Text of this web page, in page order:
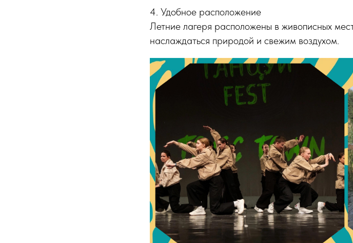
4. Удобное расположение
Летние лагеря расположены в живописных
наслаждаться природой и свежим воздухом.